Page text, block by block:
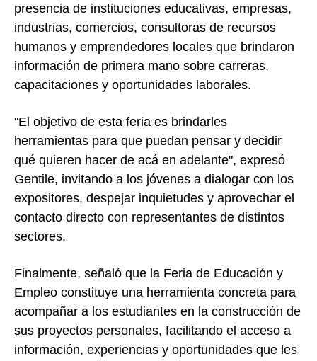
presencia de instituciones educativas, empresas,
industrias, comercios, consultoras de recursos
humanos y emprendedores locales que brindaron
información de primera mano sobre carreras,
capacitaciones y oportunidades laborales.
"El objetivo de esta feria es brindarles
herramientas para que puedan pensar y decidir
qué quieren hacer de acá en adelante", expresó
Gentile, invitando a los jóvenes a dialogar con los
expositores, despejar inquietudes y aprovechar el
contacto directo con representantes de distintos
sectores.
Finalmente, señaló que la Feria de Educación y
Empleo constituye una herramienta concreta para
acompañar a los estudiantes en la construcción de
sus proyectos personales, facilitando el acceso a
información, experiencias y oportunidades que les